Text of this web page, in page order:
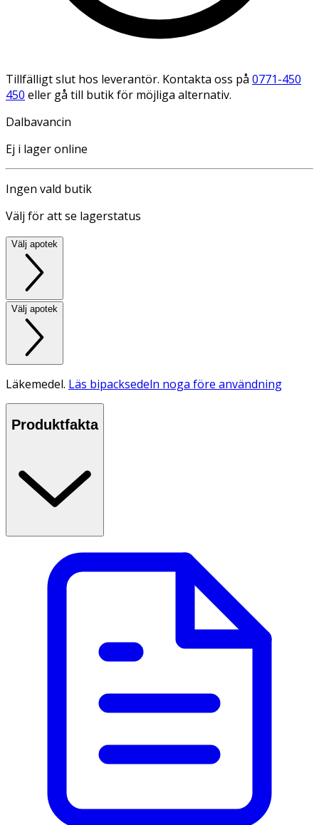
Tillfälligt slut hos leverantör. Kontakta oss på 0771-450
450 eller gå till butik för möjliga alternativ.
Dalbavancin
Ej i lager online
Ingen vald butik
Välj för att se lagerstatus
Välj apotek
Välj apotek
Läkemedel. Läs bipacksedeln noga före användning
Produktfakta